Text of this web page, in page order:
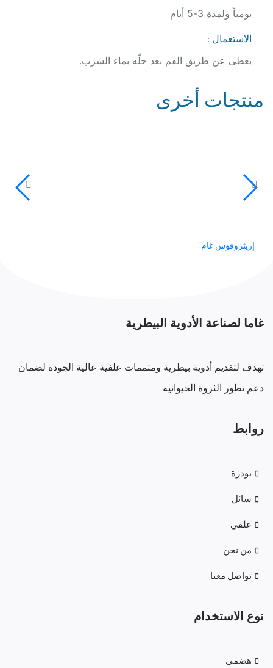
يومياً ولمدة 3-5 أيام
الاستعمال :
يعطى عن طريق الفم بعد حلّه بماء الشرب.
منتجات أخرى
إريثروفوس غام
غاما لصناعة الأدوية البيطرية
تهدف لتقديم أدوية بيطرية ومتممات علفية عالية الجودة لضمان
دعم تطور الثروة الحيوانية
روابط
بودرة
سائل
علفي
من نحن
تواصل معنا
نوع الاستخدام
هضمي